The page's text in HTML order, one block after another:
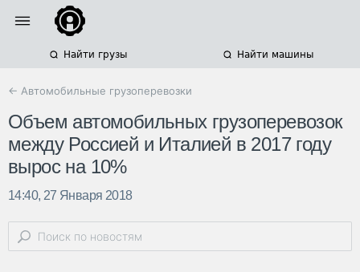
Найти грузы Найти машины
← Автомобильные грузоперевозки
Объем автомобильных грузоперевозок
между Россией и Италией в 2017 году
вырос на 10%
14:40, 27 Января 2018